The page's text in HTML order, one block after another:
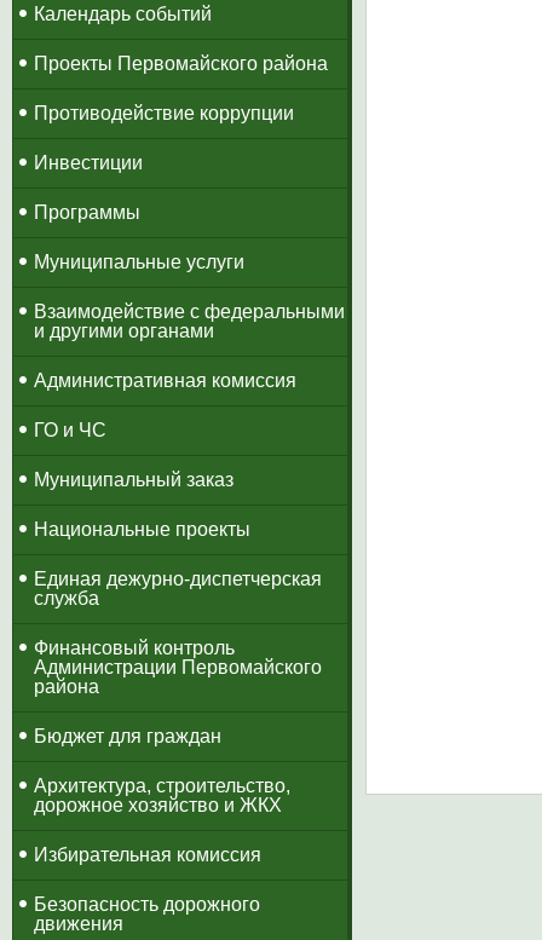
Календарь событий
Проекты Первомайского района
Противодействие коррупции
Инвестиции
Программы
Муниципальные услуги
Взаимодействие с федеральными
и другими органами
Административная комиссия
ГО и ЧС
Муниципальный заказ
Национальные проекты
​Единая дежурно-диспетчерская
служба
​Финансовый контроль
Администрации Первомайского
района
Бюджет для граждан
Архитектура, строительство,
дорожное хозяйство и ЖКХ
Избирательная комиссия
Безопасность дорожного
движения